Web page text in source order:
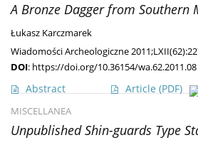
A Bronze Dagger from Southern
Łukasz Karczmarek
Wiadomości Archeologiczne
DOI: https://doi.org/10.36154/wa.62.2011.08
Abstract Article (PDF)
MISCELLANEA
Unpublished Shin-guards Type